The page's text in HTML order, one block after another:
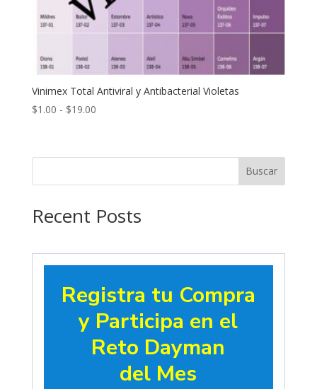
Vinimex Total Antiviral y Antibacterial Violetas
$1.00 - $19.00Rango
desde
Buscar
Recent Posts
Registra tu Compra
y Participa en el
Reto Dayman
del Mes